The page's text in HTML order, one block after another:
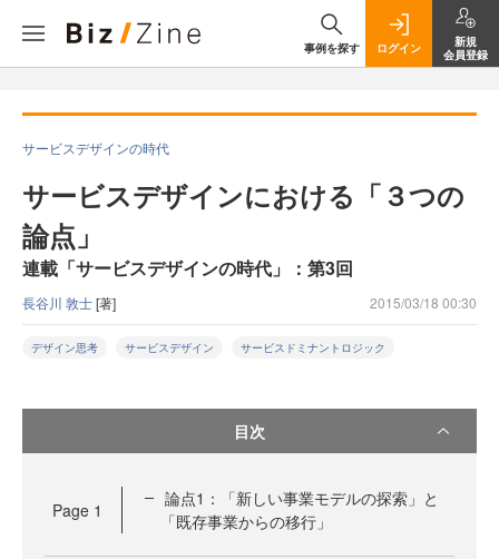
事例を探す ログイン
新規
会員登録
サービスデザインの時代
サービスデザインにおける「３つの
論点」
連載「サービスデザインの時代」：第3回
長谷川 敦士[著] 2015/03/18 00:30
デザイン思考 サービスデザイン サービスドミナントロジック
目次
Page 1
論点1：「新しい事業モデルの探索」と
「既存事業からの移行」